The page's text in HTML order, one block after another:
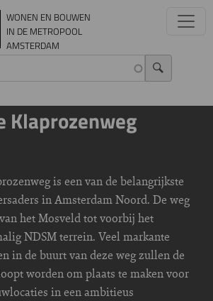
gaan
WONEN EN BOUWEN
IN DE METROPOOL
AMSTERDAM
Klaprozenweg
is een van de belangrijkste
in Amsterdam Noord. De weg
het Mosveld tot voorbij het
NDSM terrein. Veel markante
in de buurt van deze weg zullen de
worden om plaats te maken voor
in een ambitieus